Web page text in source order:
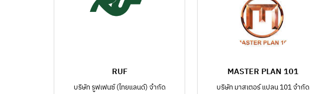
RUF
บริษัท รูฟเฟนซ์ (ไทยแลนด์) จำกัด
MASTER PLAN 101
บริษัท มาสเตอร์ แปลน 101 จำกัด